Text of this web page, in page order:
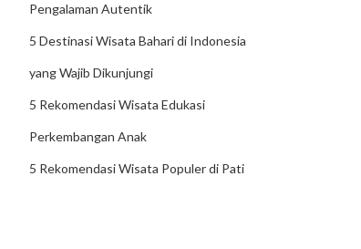
Pengalaman Autentik
5 Destinasi Wisata Bahari di Indonesia
yang Wajib Dikunjungi
5 Rekomendasi Wisata Edukasi
Perkembangan Anak
5 Rekomendasi Wisata Populer di Pati